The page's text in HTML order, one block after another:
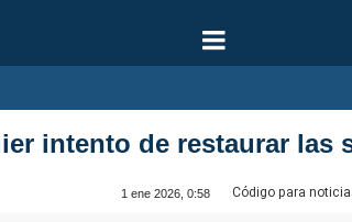
intento de restaurar las
1 ene 2026, 0:58 Código para